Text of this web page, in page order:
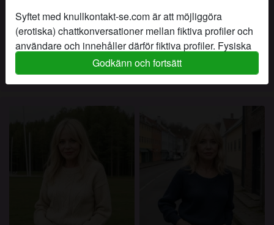
Syftet med knullkontakt-se.com är att möjliggöra
(erotiska) chattkonversationer mellan fiktiva profiler och
användare och innehåller därför fiktiva profiler. Fysiska
möten är inte möjliga med dessa fiktiva profiler. Riktiga
användare finns också på webbplatsen. För att skilja
Godkänn och fortsätt
Lägg till chat